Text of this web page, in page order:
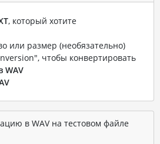
, который хотите
или размер (необязательно)
чтобы конвертировать
WAV
в WAV на тестовом файле